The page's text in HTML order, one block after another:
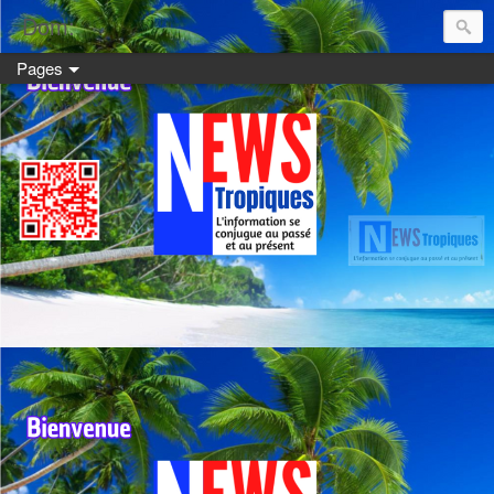
Dom:
Pages